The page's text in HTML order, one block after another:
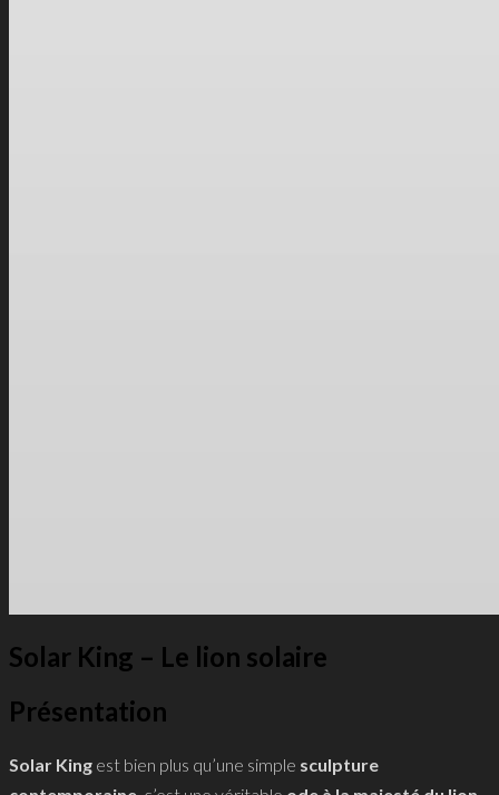
Solar King – Le lion solaire
Présentation
Solar King est bien plus qu’une simple sculpture